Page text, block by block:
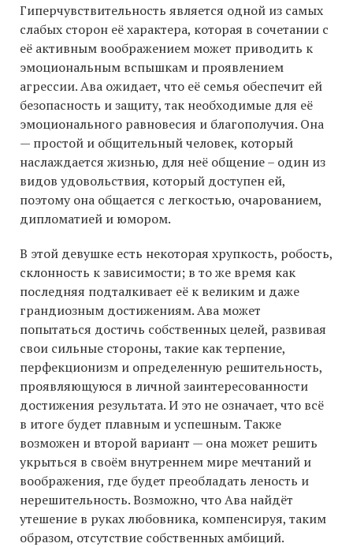
Гиперчувствительность является одной из самых
слабых сторон её характера, которая в сочетании с
её активным воображением может приводить к
эмоциональным вспышкам и проявлением
агрессии. Ава ожидает, что её семья обеспечит ей
безопасность и защиту, так необходимые для её
эмоционального равновесия и благополучия. Она
— простой и общительный человек, который
наслаждается жизнью, для неё общение – один из
видов удовольствия, который доступен ей,
поэтому она общается с легкостью, очарованием,
дипломатией и юмором.
В этой девушке есть некоторая хрупкость, робость,
склонность к зависимости; в то же время как
последняя подталкивает её к великим и даже
грандиозным достижениям. Ава может
попытаться достичь собственных целей, развивая
свои сильные стороны, такие как терпение,
перфекционизм и определенную решительность,
проявляющуюся в личной заинтересованности
достижения результата. И это не означает, что всё
в итоге будет плавным и успешным. Также
возможен и второй вариант — она может решить
укрыться в своём внутреннем мире мечтаний и
воображения, где будет преобладать леность и
нерешительность. Возможно, что Ава найдёт
утешение в руках любовника, компенсируя, таким
образом, отсутствие собственных амбиций.